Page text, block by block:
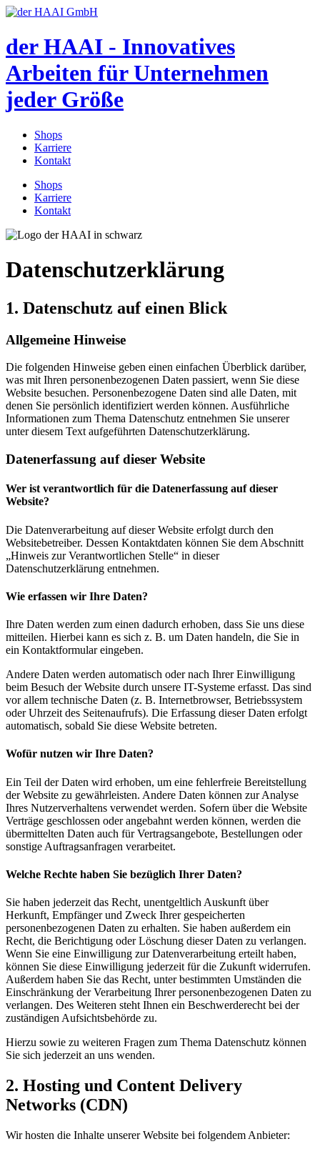
der HAAI - Innovatives
Arbeiten für Unternehmen
jeder Größe
Shops
Karriere
Kontakt
Shops
Karriere
Kontakt
Datenschutzerklärung
1. Datenschutz auf einen Blick
Allgemeine Hinweise
Die folgenden Hinweise geben einen einfachen Überblick darüber,
was mit Ihren personenbezogenen Daten passiert, wenn Sie diese
Website besuchen. Personenbezogene Daten sind alle Daten, mit
denen Sie persönlich identifiziert werden können. Ausführliche
Informationen zum Thema Datenschutz entnehmen Sie unserer
unter diesem Text aufgeführten Datenschutzerklärung.
Datenerfassung auf dieser Website
Wer ist verantwortlich für die Datenerfassung auf dieser
Website?
Die Datenverarbeitung auf dieser Website erfolgt durch den
Websitebetreiber. Dessen Kontaktdaten können Sie dem Abschnitt
„Hinweis zur Verantwortlichen Stelle“ in dieser
Datenschutzerklärung entnehmen.
Wie erfassen wir Ihre Daten?
Ihre Daten werden zum einen dadurch erhoben, dass Sie uns diese
mitteilen. Hierbei kann es sich z. B. um Daten handeln, die Sie in
ein Kontaktformular eingeben.
Andere Daten werden automatisch oder nach Ihrer Einwilligung
beim Besuch der Website durch unsere IT-Systeme erfasst. Das sind
vor allem technische Daten (z. B. Internetbrowser, Betriebssystem
oder Uhrzeit des Seitenaufrufs). Die Erfassung dieser Daten erfolgt
automatisch, sobald Sie diese Website betreten.
Wofür nutzen wir Ihre Daten?
Ein Teil der Daten wird erhoben, um eine fehlerfreie Bereitstellung
der Website zu gewährleisten. Andere Daten können zur Analyse
Ihres Nutzerverhaltens verwendet werden. Sofern über die Website
Verträge geschlossen oder angebahnt werden können, werden die
übermittelten Daten auch für Vertragsangebote, Bestellungen oder
sonstige Auftragsanfragen verarbeitet.
Welche Rechte haben Sie bezüglich Ihrer Daten?
Sie haben jederzeit das Recht, unentgeltlich Auskunft über
Herkunft, Empfänger und Zweck Ihrer gespeicherten
personenbezogenen Daten zu erhalten. Sie haben außerdem ein
Recht, die Berichtigung oder Löschung dieser Daten zu verlangen.
Wenn Sie eine Einwilligung zur Datenverarbeitung erteilt haben,
können Sie diese Einwilligung jederzeit für die Zukunft widerrufen.
Außerdem haben Sie das Recht, unter bestimmten Umständen die
Einschränkung der Verarbeitung Ihrer personenbezogenen Daten zu
verlangen. Des Weiteren steht Ihnen ein Beschwerderecht bei der
zuständigen Aufsichtsbehörde zu.
Hierzu sowie zu weiteren Fragen zum Thema Datenschutz können
Sie sich jederzeit an uns wenden.
2. Hosting und Content Delivery
Networks (CDN)
Wir hosten die Inhalte unserer Website bei folgendem Anbieter: